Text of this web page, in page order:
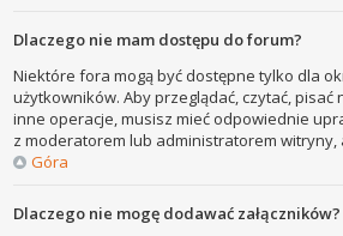
Dlaczego nie mam dostępu do forum?
Niektóre fora mogą być dostępne tylko dla
użytkowników. Aby przeglądać, czytać, pisać
inne operacje, musisz mieć odpowiednie
z moderatorem lub administratorem witryny,
Góra
Dlaczego nie mogę dodawać załączników?